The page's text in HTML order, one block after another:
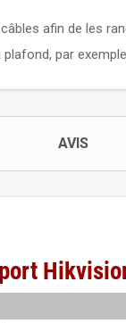
afin de les
par
AVIS